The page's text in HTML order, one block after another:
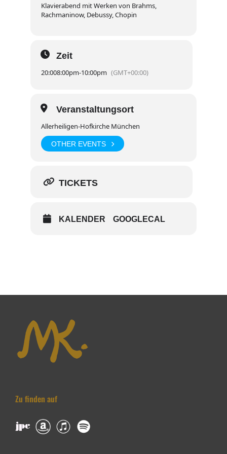
Klavierabend mit Werken von Brahms,
Rachmaninow, Debussy, Chopin
Zeit
20:008:00pm-10:00pm (GMT+00:00)
Veranstaltungsort
Allerheiligen-Hofkirche München
OTHER EVENTS
TICKETS
KALENDER GOOGLECAL
Zu finden auf